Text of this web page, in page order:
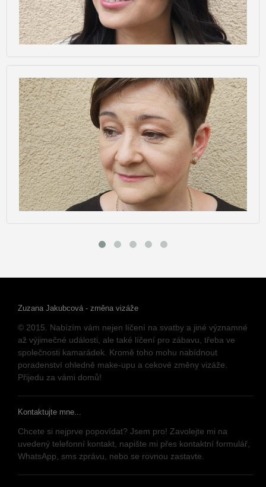
Zuzana Jakubcová - změna vizáže
© 2015. Nabízím vám nejen líčení na svatby a jiné významné
až výjimečné události, ale také líčení pro zábavu, třeba ve
společnosti kamarádek. Kromě toho mohu nabídnout
poradenství ohledně make-upu a cekové změny vizáže.
Přijedu za vámi domů!
Kontaktujte mne...
Chcete si nejprve popovídat? Jsem pro! Zavolejte mi na
uvedený telefonní kontakt, napište mi přes kontaktní formulář,
WhatsApp, sms zprávu, nebo se rovnou zastavte.